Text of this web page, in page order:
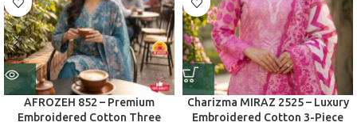
AFROZEH 852 – Premium
Embroidered Cotton Three
Charizma MIRAZ 2525 – Luxury
Embroidered Cotton 3-Piece